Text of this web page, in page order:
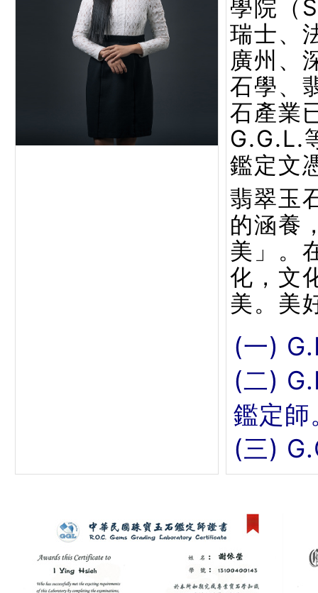
學院（
瑞士、
廣州、
石學、
石產業
G.G.L.
鑑定文
翡翠玉
的涵養
美」。
化，文
美。美
(一)
(二)
鑑定師
(三)